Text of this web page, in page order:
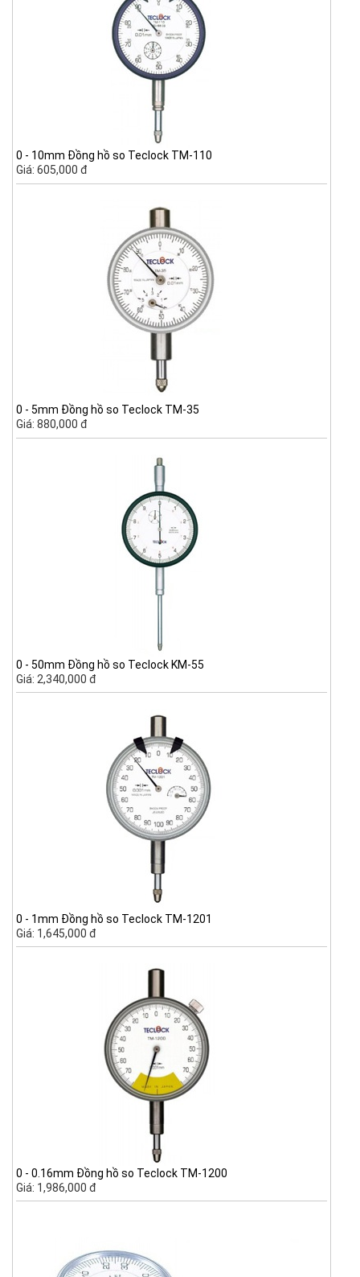
0 - 10mm Đồng hồ so Teclock TM-110
Giá: 605,000 đ
0 - 5mm Đồng hồ so Teclock TM-35
Giá: 880,000 đ
0 - 50mm Đồng hồ so Teclock KM-55
Giá: 2,340,000 đ
0 - 1mm Đồng hồ so Teclock TM-1201
Giá: 1,645,000 đ
0 - 0.16mm Đồng hồ so Teclock TM-1200
Giá: 1,986,000 đ